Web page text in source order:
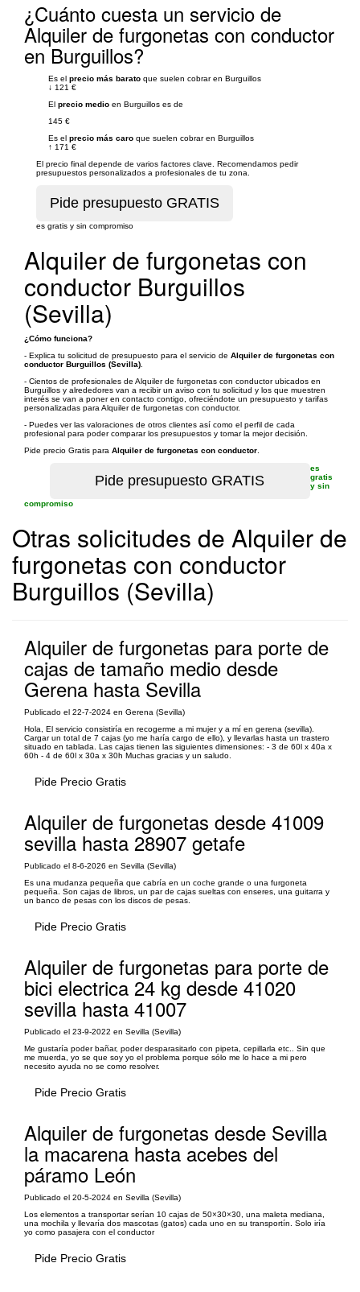
¿Cuánto cuesta un servicio de
Alquiler de furgonetas con conductor
en Burguillos?
Es el precio más barato que suelen cobrar en Burguillos
↓ 121 €
El precio medio en Burguillos es de
145 €
Es el precio más caro que suelen cobrar en Burguillos
↑ 171 €
El precio final depende de varios factores clave. Recomendamos pedir
presupuestos personalizados a profesionales de tu zona.
es gratis y sin compromiso
Alquiler de furgonetas con
conductor Burguillos
(Sevilla)
¿Cómo funciona?
- Explica tu solicitud de presupuesto para el servicio de Alquiler de furgonetas con
conductor Burguillos (Sevilla)
- Cientos de profesionales de Alquiler de furgonetas con conductor ubicados en
Burguillos y alrededores van a recibir un aviso con tu solicitud y los que muestren
interés se van a poner en contacto contigo, ofreciéndote un presupuesto y tarifas
personalizadas para Alquiler de furgonetas con conductor.
- Puedes ver las valoraciones de otros clientes así como el perfil de cada
profesional para poder comparar los presupuestos y tomar la mejor decisión.
Pide precio Gratis para Alquiler de furgonetas con conductor
es
gratis
y sin
compromiso
Otras solicitudes de Alquiler de
furgonetas con conductor
Burguillos (Sevilla)
Alquiler de furgonetas para porte de
cajas de tamaño medio desde
Gerena hasta Sevilla
Publicado el 22-7-2024 en Gerena (Sevilla)
Hola, El servicio consistiría en recogerme a mi mujer y a mí en gerena (sevilla).
Cargar un total de 7 cajas (yo me haría cargo de ello), y llevarlas hasta un trastero
situado en tablada. Las cajas tienen las siguientes dimensiones: - 3 de 60l x 40a x
60h - 4 de 60l x 30a x 30h Muchas gracias y un saludo.
Pide Precio Gratis
Alquiler de furgonetas desde 41009
sevilla hasta 28907 getafe
Publicado el 8-6-2026 en Sevilla (Sevilla)
Es una mudanza pequeña que cabría en un coche grande o una furgoneta
pequeña. Son cajas de libros, un par de cajas sueltas con enseres, una guitarra y
un banco de pesas con los discos de pesas.
Pide Precio Gratis
Alquiler de furgonetas para porte de
bici electrica 24 kg desde 41020
sevilla hasta 41007
Publicado el 23-9-2022 en Sevilla (Sevilla)
Me gustaría poder bañar, poder desparasitarlo con pipeta, cepillarla etc.. Sin que
me muerda, yo se que soy yo el problema porque sólo me lo hace a mi pero
necesito ayuda no se como resolver.
Pide Precio Gratis
Alquiler de furgonetas desde Sevilla
la macarena hasta acebes del
páramo León
Publicado el 20-5-2024 en Sevilla (Sevilla)
Los elementos a transportar serían 10 cajas de 50×30×30, una maleta mediana,
una mochila y llevaría dos mascotas (gatos) cada uno en su transportín. Solo iría
yo como pasajera con el conductor
Pide Precio Gratis